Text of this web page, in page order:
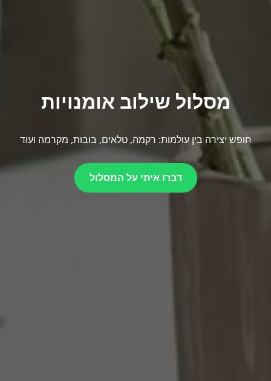
מסלול שילוב אומנויות
חופש יצירה בין עולמות: רקמה, טלאים, בובות, מקרמה ועוד
דברו איתי על המסלול